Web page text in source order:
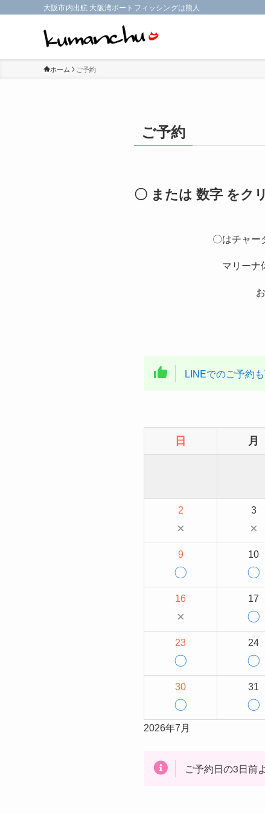
大阪市内出航 大阪湾ボートフィッシングは熊人
ホーム ご予約
ご予約
〇 または 数字 を
〇はチャー
マリーナ
LINEでのご予約も
日
月
2
×
3
×
9
〇
10
〇
16
×
17
〇
23
〇
24
〇
30
〇
31
〇
2026年7月
ご予約日の3日前